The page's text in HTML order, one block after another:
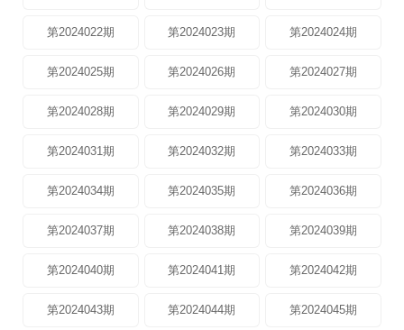
第2024022期 第2024023期 第2024024期
第2024025期 第2024026期 第2024027期
第2024028期 第2024029期 第2024030期
第2024031期 第2024032期 第2024033期
第2024034期 第2024035期 第2024036期
第2024037期 第2024038期 第2024039期
第2024040期 第2024041期 第2024042期
第2024043期 第2024044期 第2024045期